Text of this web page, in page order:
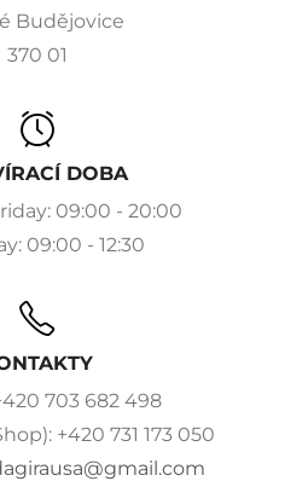
Budějovice
370 01
DOBA
09:00 - 20:00
09:00 - 12:30
703 682 498
+420 731 173 050